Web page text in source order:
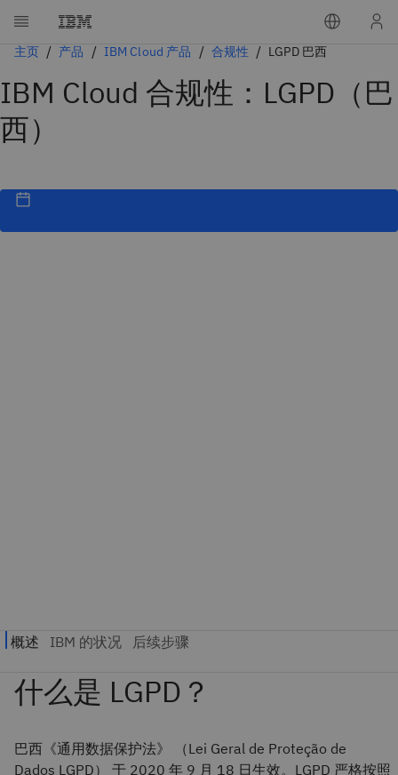
主页 产品 IBM Cloud 产品 合规性 LGPD 巴西
IBM Cloud 合规性：LGPD（巴
西）
巴西《通用数据保护法》 （Lei Geral de Proteção de
Dados LGPD） 于 2020 年 9 月 18 日生效。LGPD 严格按照